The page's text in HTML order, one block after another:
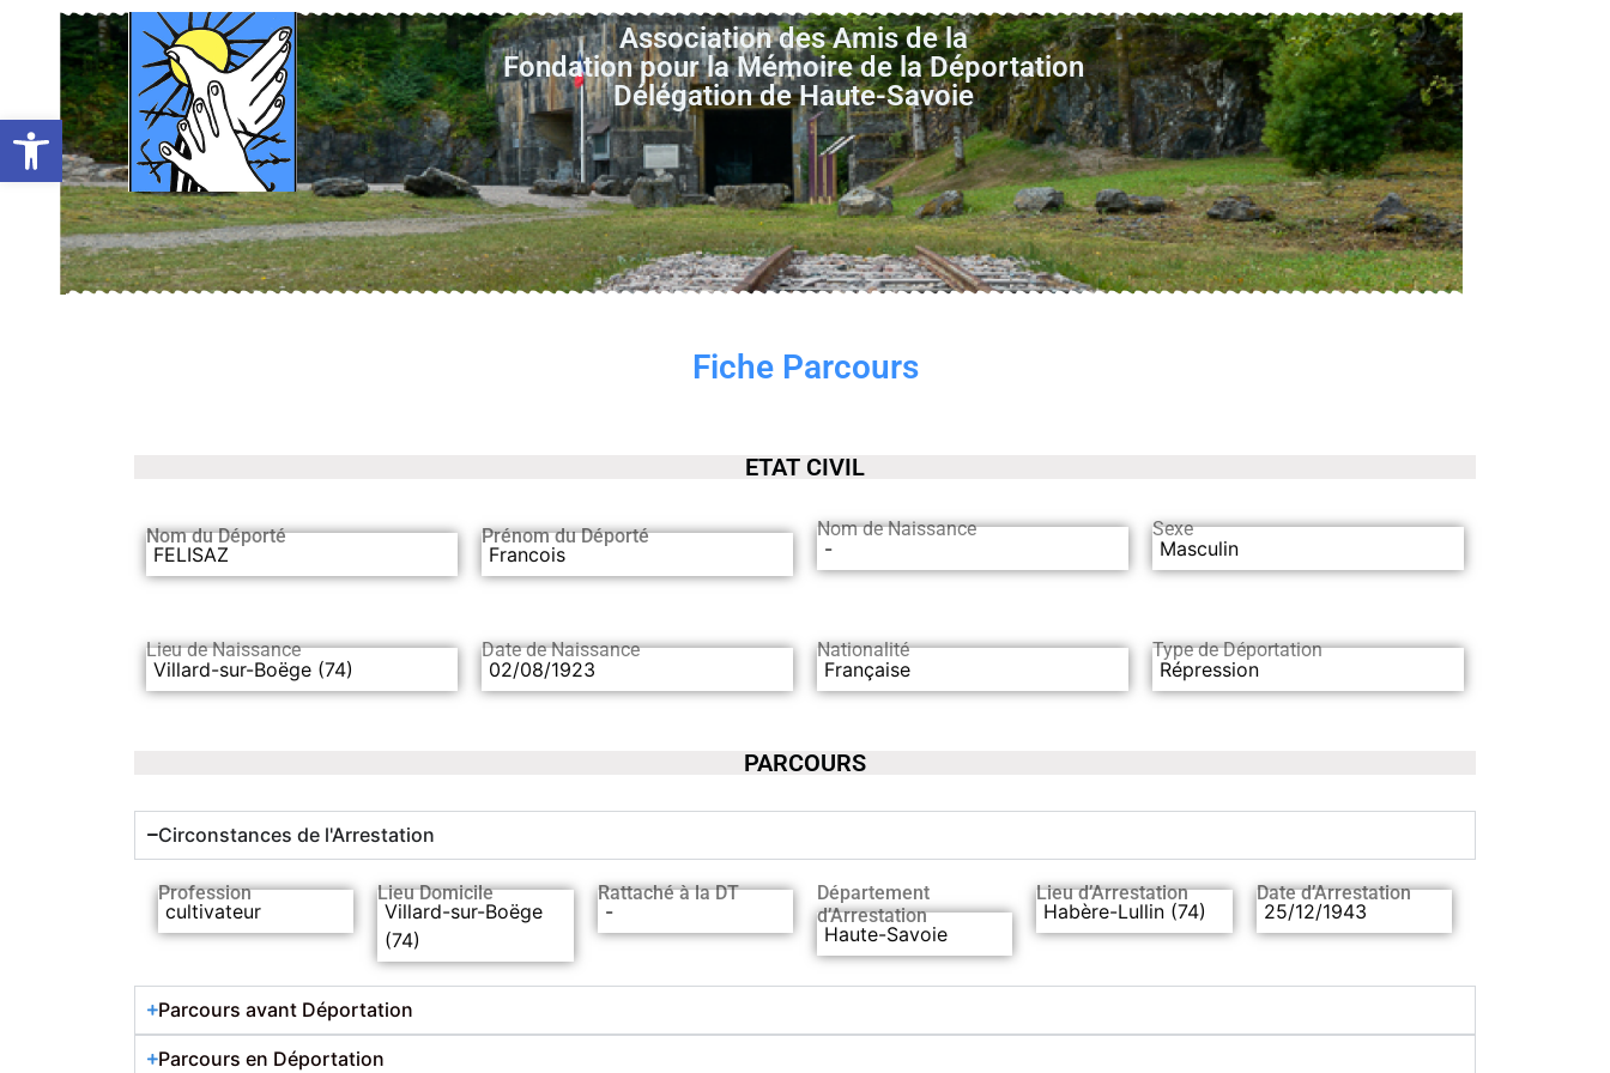
Ouvrir la barre d’outils
Association des Amis de la
Fondation pour la Mémoire de la Déportation
Délégation de Haute-Savoie
Fiche Parcours
ETAT CIVIL
Nom du Déporté
FELISAZ
Prénom du Déporté
Francois
Nom de Naissance
-
Sexe
Masculin
Lieu de Naissance
Villard-sur-Boëge (74)
Date de Naissance
02/08/1923
Nationalité
Française
Type de Déportation
Répression
PARCOURS
Circonstances de l'Arrestation
Profession
cultivateur
Lieu Domicile
Villard-sur-Boëge
(74)
Rattaché à la DT
-
Département
d’Arrestation
Haute-Savoie
Lieu d’Arrestation
Habère-Lullin (74)
Date d’Arrestation
25/12/1943
Parcours avant Déportation
Parcours en Déportation